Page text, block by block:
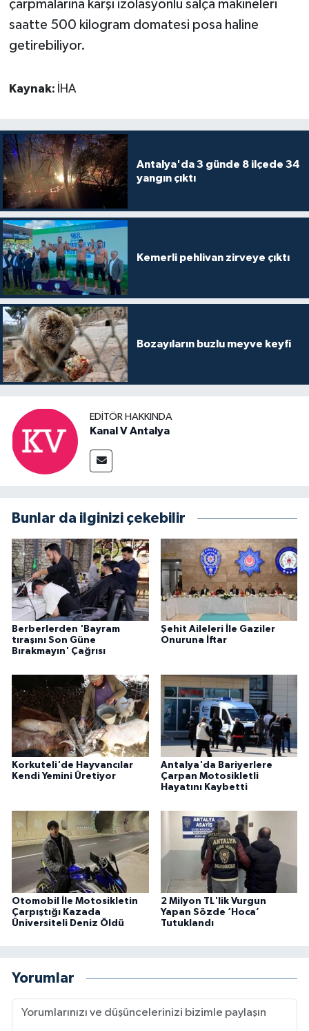
çarpmalarına karşı izolasyonlu salça makineleri
saatte 500 kilogram domatesi posa haline
getirebiliyor.
Kaynak: İHA
Antalya'da 3 günde 8 ilçede 34
yangın çıktı
Kemerli pehlivan zirveye çıktı
Bozayıların buzlu meyve keyfi
EDITÖR HAKKINDA
Kanal V Antalya
Bunlar da ilginizi çekebilir
Berberlerden 'Bayram
tıraşını Son Güne
Bırakmayın' Çağrısı
Şehit Aileleri İle Gaziler
Onuruna İftar
Korkuteli'de Hayvancılar
Kendi Yemini Üretiyor
Antalya'da Bariyerlere
Çarpan Motosikletli
Hayatını Kaybetti
Otomobil İle Motosikletin
Çarpıştığı Kazada
Üniversiteli Deniz Öldü
2 Milyon TL'lik Vurgun
Yapan Sözde ‘Hoca’
Tutuklandı
Yorumlar